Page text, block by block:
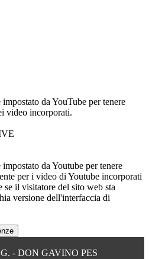
da YouTube per tenere
video incorporati.
da Youtube per tenere
per i video di Youtube incorporati
se il visitatore del sito web sta
versione dell'interfaccia di
- DON GAVINO PES